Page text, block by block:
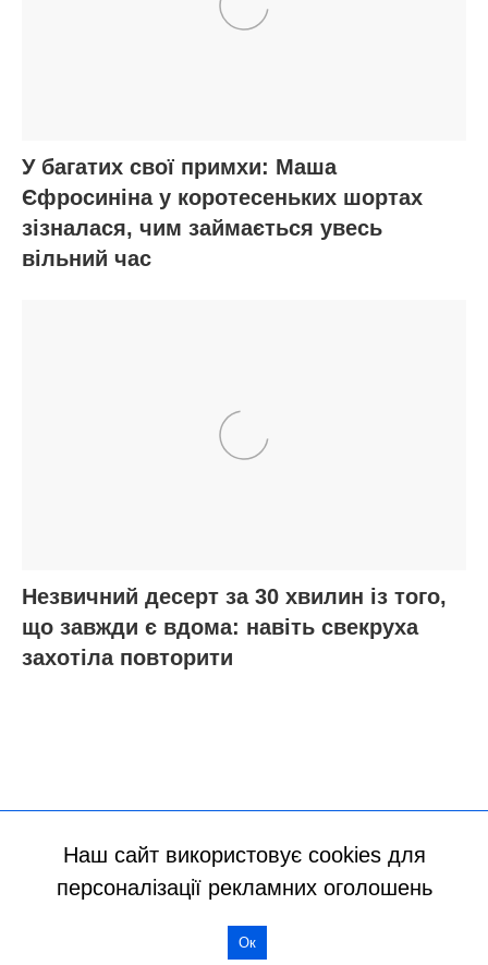
Наш сайт використовує cookies для
персоналізації рекламних оголошень
Ок